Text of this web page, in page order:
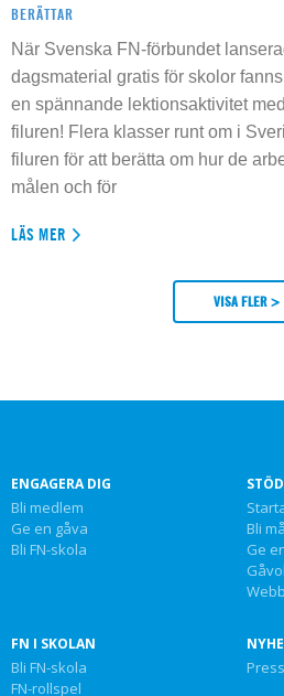
BERÄTTAR
När Svenska FN-förbundet
dagsmaterial gratis för skolor fanns
en spännande lektionsaktivitet
filuren! Flera klasser runt om i
filuren för att berätta om hur de
målen och för
LÄS MER
VISA FLER >
ENGAGERA DIG
Bli medlem
Ge en gåva
Bli FN-skola
Bli
Ge
FN I SKOLAN
Bli FN-skola
FN-rollspel